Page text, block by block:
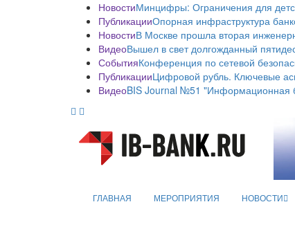
НовостиМинцифры: Ограничения для
ПубликацииОпорная инфраструктура
НовостиВ Москве прошла вторая
ВидеоВышел в свет долгожданный
СобытияКонференция по сетевой
ПубликацииЦифровой рубль. Ключевые
ВидеоBIS Journal №51 "Информационная
ГЛАВНАЯ МЕРОПРИЯТИЯ НОВОСТИ